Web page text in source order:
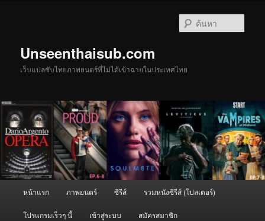
Unseenthaisub.com
เว็บแปลซับไทยภาพยนตร์ที่ไม่ได้เข้าฉายในประเทศไทย
หน้าแรก ภาพยนตร์ ซีรีส์ รวมหนังซีรีส์ (โปสเตอร์)
โปรแกรมเร็วๆ นี้ เข้าสู่ระบบ สมัครสมาชิก